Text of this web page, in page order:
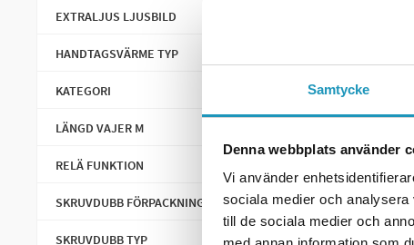
Samtycke
Denna webbplats använder
Vi använder
sociala medier och
till de sociala medier och
Tillbehör
UTV Vinsch
Broms
Bränslepump
Drivaxlar
Förvara & Transportera
Höjningskit
EXTRALJUS LJUSBILD
HANDTAGSVÄRME TYP
KATEGORI
LÄNGD VAJER M
RELÄ FUNKTION
SKRUVDUBB FÖRPACKNINGSSTORLEK
SKRUVDUBB TYP
BRONCO